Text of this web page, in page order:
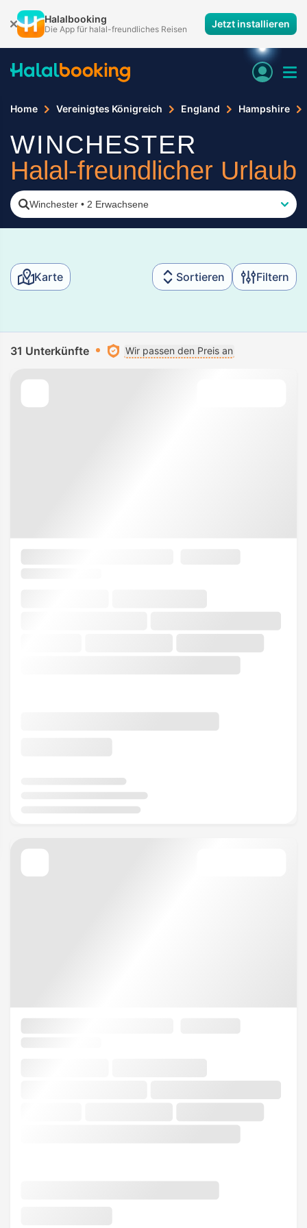
Halalbooking
Die App für halal-freundliches Reisen Jetzt installieren
Home Vereinigtes Königreich England Hampshire
WINCHESTER
Halal-freundlicher Urlaub
Winchester • 2 Erwachsene
Karte Sortieren Filtern
31 Unterkünfte Wir passen den Preis an